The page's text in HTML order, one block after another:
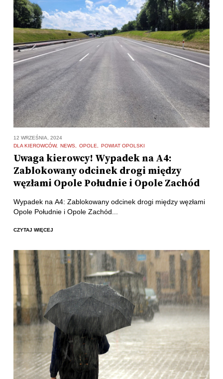
12 WRZEŚNIA, 2024
DLA KIEROWCÓW
NEWS OPOLE POWIAT OPOLSKI
Uwaga kierowcy! Wypadek na A4:
Zablokowany odcinek drogi między
węzłami Opole Południe i Opole Zachód
Wypadek na A4: Zablokowany odcinek drogi między węzłami
Opole Południe i Opole Zachód...
CZYTAJ WIĘCEJ